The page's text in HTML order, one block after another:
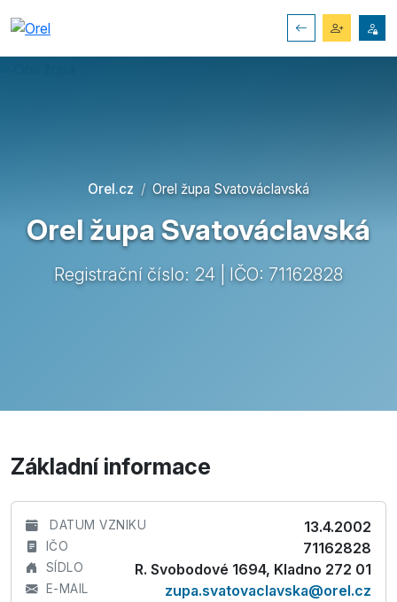
Orel.cz Orel župa Svatováclavská
Orel župa Svatováclavská
Registrační číslo: 24 | IČO: 71162828
Základní informace
DATUM VZNIKU 13.4.2002
IČO 71162828
SÍDLO R. Svobodové 1694, Kladno 272 01
E-MAIL zupa.svatovaclavska@orel.cz